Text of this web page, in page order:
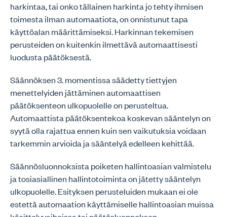
harkintaa, tai onko tällainen harkinta jo tehty ihmisen
toimesta ilman automaatiota, on onnistunut tapa
käyttöalan määrittämiseksi. Harkinnan tekemisen
perusteiden on kuitenkin ilmettävä automaattisesti
luodusta päätöksestä.
Säännöksen 3. momentissa säädetty tiettyjen
menettelyiden jättäminen automaattisen
päätöksenteon ulkopuolelle on perusteltua.
Automaattista päätöksentekoa koskevan sääntelyn on
syytä olla rajattua ennen kuin sen vaikutuksia voidaan
tarkemmin arvioida ja sääntelyä edelleen kehittää.
Säännösluonnoksista poiketen hallintoasian valmistelu
ja tosiasiallinen hallintotoiminta on jätetty sääntelyn
ulkopuolelle. Esityksen perusteluiden mukaan ei ole
estettä automaation käyttämiselle hallintoasian muissa